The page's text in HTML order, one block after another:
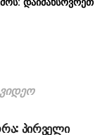
დაიმახსოვრეთ
ᲕᲘᲓᲔᲝ
პირველი